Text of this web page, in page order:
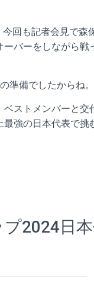
今回も記者会見で森
ーバーをしながら戦
準備でしたからね。
ベストメンバーと交
最強の日本代表で挑
2024日